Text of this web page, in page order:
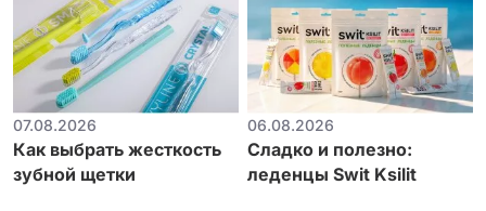
07.08.2026
Как выбрать жесткость
зубной щетки
06.08.2026
Сладко и полезно:
леденцы Swit Ksilit